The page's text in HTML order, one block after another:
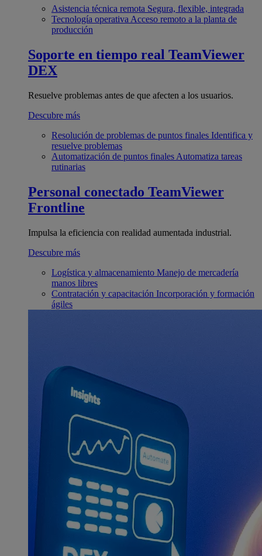
Asistencia técnica remota Segura, flexible, integrada
Tecnología operativa Acceso remoto a la planta de
producción
Soporte en tiempo real TeamViewer
DEX
Resuelve problemas antes de que afecten a los usuarios.
Descubre más
Resolución de problemas de puntos finales Identifica y
resuelve problemas
Automatización de puntos finales Automatiza tareas
rutinarias
Personal conectado TeamViewer
Frontline
Impulsa la eficiencia con realidad aumentada industrial.
Descubre más
Logística y almacenamiento Manejo de mercadería
manos libres
Contratación y capacitación Incorporación y formación
ágiles